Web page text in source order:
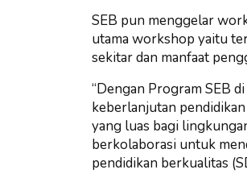
SEB pun menggelar
utama workshop yaitu
sekitar dan manfaat
“Dengan Program SEB
keberlanjutan
yang luas bagi
berkolaborasi untuk
pendidikan berkualitas